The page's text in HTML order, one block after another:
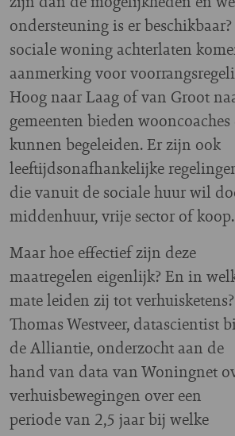
ondersteuning is er
sociale woning achterlaten
aanmerking voor
Hoog naar Laag of van Groot
gemeenten bieden
kunnen begeleiden. Er zijn ook
leeftijdsonafhankelijke
die vanuit de sociale huur wil
middenhuur, vrije sector of koop.
Maar hoe effectief zijn deze
maatregelen eigenlijk? En in
mate leiden zij tot verhuisketens?
Thomas Westveer, datascientist
de Alliantie, onderzocht aan de
hand van data van Woningnet
verhuisbewegingen over een
periode van 2,5 jaar bij welke